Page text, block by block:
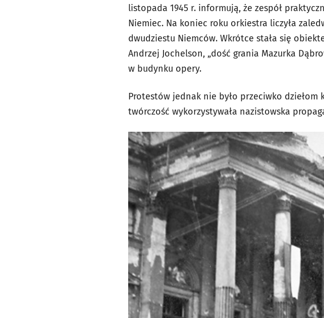
listopada 1945 r. informują, że zespół
Niemiec. Na koniec roku orkiestra liczyła
dwudziestu Niemców. Wkrótce stała się
Andrzej Jochelson, „dość grania Mazurka
w budynku opery.
Protestów jednak nie było przeciwko
twórczość wykorzystywała nazistowska